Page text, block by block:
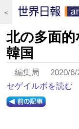
＜
北の多面
韓国
編集局 2020/
セゲイルボを読む